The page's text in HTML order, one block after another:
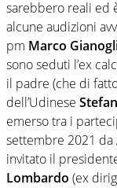
sarebbero reali ed
alcune audizioni
pm Marco
sono seduti l’ex
il padre (che di
dell’Udinese
emerso tra i
settembre 2021 da
invitato il
Lombardo (ex